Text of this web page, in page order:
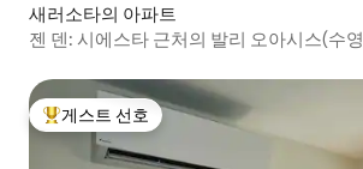
새러소타의 아파트
젠 덴: 시에스타 근처의 발리 오아시스(수
상위 게스트 선호
게스트 선호